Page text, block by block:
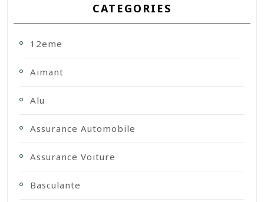
CATEGORIES
12eme
Aimant
Alu
Assurance Automobile
Assurance Voiture
Basculante